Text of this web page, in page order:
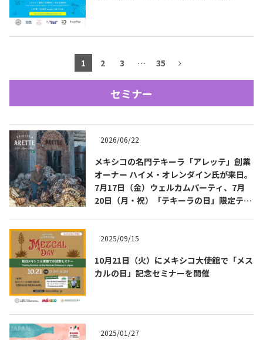
トピックス一覧
テキーラ・メスカルが飲める
バー＆レストラン
Bar & Restaurant
Tequila Journal SNS 在日メキシコ大使館 SNS
1 2 3 … 35
セミナー
2026/06/22
メキシコの名門テキーラ「アレッテ」創業
オーナー ハイメ・オレンダイン氏が来日。
7月17日（金）ウェルカムパーティ、7月
20日（月・祝）「テキーラの日」限定テイ
2025/09/15
10月21日（火）にメキシコ大使館で「メス
カルの日」記念セミナーを開催
2025/01/27